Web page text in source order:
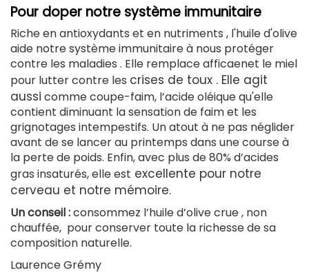
Pour doper notre système immunitaire
Riche en antioxydants et en nutriments , l'huile d'olive
aide notre système immunitaire à nous protéger
contre les maladies . Elle remplace afficaenet le miel
pour lutter contre les crises de toux . Elle agit
aussi comme coupe-faim, l’acide oléique qu'elle
contient diminuant la sensation de faim et les
grignotages intempestifs. Un atout à ne pas néglider
avant de se lancer au printemps dans une course à
la perte de poids. Enfin, avec plus de 80% d’acides
gras insaturés, elle est excellente pour notre
cerveau et notre mémoire.
Un conseil :consommez l’huile d’olive crue , non
chauffée, pour conserver toute la richesse de sa
composition naturelle.
Laurence Grémy